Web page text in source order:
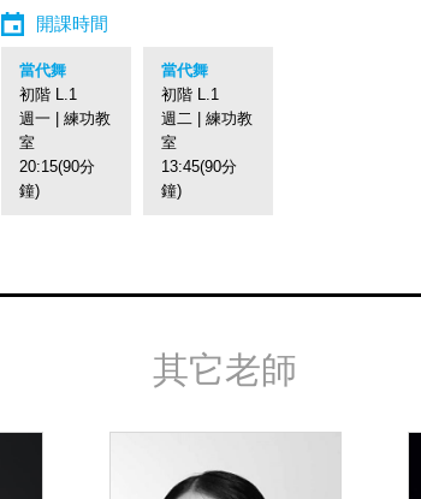
開課時間
當代舞
初階 L.1
週一 | 練功教
室
20:15(90分
鐘)
當代舞
初階 L.1
週二 | 練功教
室
13:45(90分
鐘)
其它老師